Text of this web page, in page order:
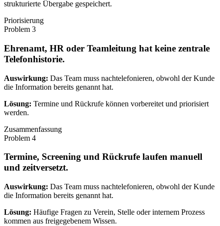
strukturierte Übergabe gespeichert.
Priorisierung
Problem 3
Ehrenamt, HR oder Teamleitung hat keine zentrale
Telefonhistorie.
Auswirkung: Das Team muss nachtelefonieren, obwohl der Kunde
die Information bereits genannt hat.
Lösung: Termine und Rückrufe können vorbereitet und priorisiert
werden.
Zusammenfassung
Problem 4
Termine, Screening und Rückrufe laufen manuell
und zeitversetzt.
Auswirkung: Das Team muss nachtelefonieren, obwohl der Kunde
die Information bereits genannt hat.
Lösung: Häufige Fragen zu Verein, Stelle oder internem Prozess
kommen aus freigegebenem Wissen.